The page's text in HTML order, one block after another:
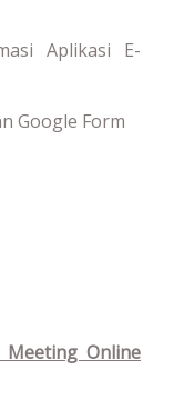
Aplikasi E-
Google Form
Online